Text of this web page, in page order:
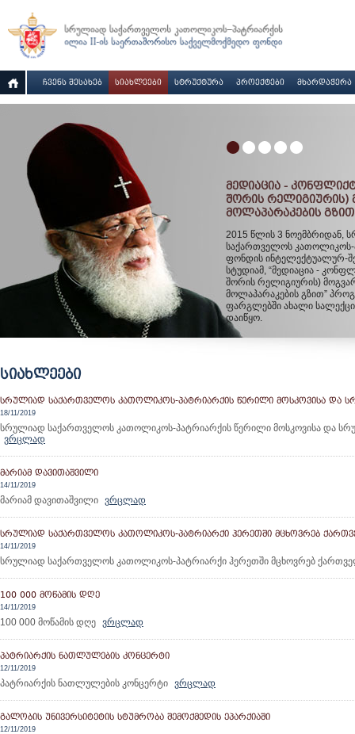
ᲩᲕᲔᲜᲡ ᲨᲔᲡᲐᲮᲔᲑ ᲡᲘᲐᲮᲚᲔᲔᲑᲘ ᲡᲢᲠᲣᲥᲢᲣᲠᲐ ᲞᲠᲝᲔᲥᲢᲔᲑᲘ ᲛᲮᲐᲠᲓᲐᲭᲔᲠᲐ
ᲛᲔᲓᲘᲐᲪᲘᲐ -
ᲨᲝᲠᲘᲡ ᲠᲔᲚᲘᲒᲘᲣᲠᲘᲡ)
ᲛᲝᲚᲐᲞᲐᲠᲐᲙᲔᲑᲘᲡ ᲒᲖᲘᲗ
2015 წლის 3 ნოემბრიდან,
საქართველოს კათოლიკოს-
ფონდის ინტელექტუალურ-
სტუდიამ, “მედიაცია -
შორის რელიგიურის)
მოლაპარაკების გზით”
ფარგლებში ახალი
დაიწყო.
ᲡᲘᲐᲮᲚᲔᲔᲑᲘ
ᲡᲠᲣᲚᲘᲐᲓ ᲡᲐᲥᲐᲠᲗᲕᲔᲚᲝᲡ ᲙᲐᲗᲝᲚᲘᲙᲝᲡ-ᲞᲐᲢᲠᲘᲐᲠᲥᲘᲡ ᲬᲔᲠᲘᲚᲘ ᲛᲝᲡᲙᲝᲕᲘᲡᲐ ᲓᲐ
18/11/2019
სრულიად საქართველოს კათოლიკოს-პატრიარქის წერილი მოსკოვისა და
ვრცლად
ᲛᲐᲠᲘᲐᲛ ᲓᲐᲕᲘᲗᲐᲨᲕᲘᲚᲘ
14/11/2019
მარიამ დავითაშვილი ვრცლად
ᲡᲠᲣᲚᲘᲐᲓ ᲡᲐᲥᲐᲠᲗᲕᲔᲚᲝᲡ ᲙᲐᲗᲝᲚᲘᲙᲝᲡ-ᲞᲐᲢᲠᲘᲐᲠᲥᲘ ᲰᲔᲠᲔᲗᲨᲘ ᲛᲪᲮᲝᲕᲠᲔᲑ
14/11/2019
სრულიად საქართველოს კათოლიკოს-პატრიარქი ჰერეთში მცხოვრებ
100 000 ᲛᲝᲬᲐᲛᲘᲡ ᲓᲦᲔ
14/11/2019
100 000 მოწამის დღე ვრცლად
ᲞᲐᲢᲠᲘᲐᲠᲥᲘᲡ ᲜᲐᲗᲚᲣᲚᲔᲑᲘᲡ ᲙᲝᲜᲪᲔᲠᲢᲘ
12/11/2019
პატრიარქის ნათლულების კონცერტი ვრცლად
ᲒᲐᲚᲝᲑᲘᲡ ᲣᲜᲘᲕᲔᲠᲡᲘᲢᲔᲢᲘᲡ ᲡᲢᲣᲛᲠᲝᲑᲐ ᲨᲔᲛᲝᲥᲛᲔᲓᲘᲡ ᲔᲞᲐᲠᲥᲘᲐᲨᲘ
12/11/2019